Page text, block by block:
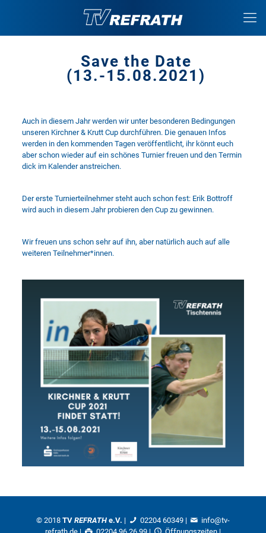
Save the Date
(13.-15.08.2021)
Auch in diesem Jahr werden wir unter besonderen Bedingungen
unseren Kirchner & Krutt Cup durchführen. Die genauen Infos
werden in den kommenden Tagen veröffentlicht, ihr könnt euch
aber schon wieder auf ein schönes Turnier freuen und den Termin
dick im Kalender anstreichen.
Der erste Turnierteilnehmer steht auch schon fest: Erik Bottroff
wird auch in diesem Jahr probieren den Cup zu gewinnen.
Wir freuen uns schon sehr auf ihn, aber natürlich auch auf alle
weiteren Teilnehmer*innen.
© 2018 TV REFRATHe.V. | 02204 60349 |
info@tv-